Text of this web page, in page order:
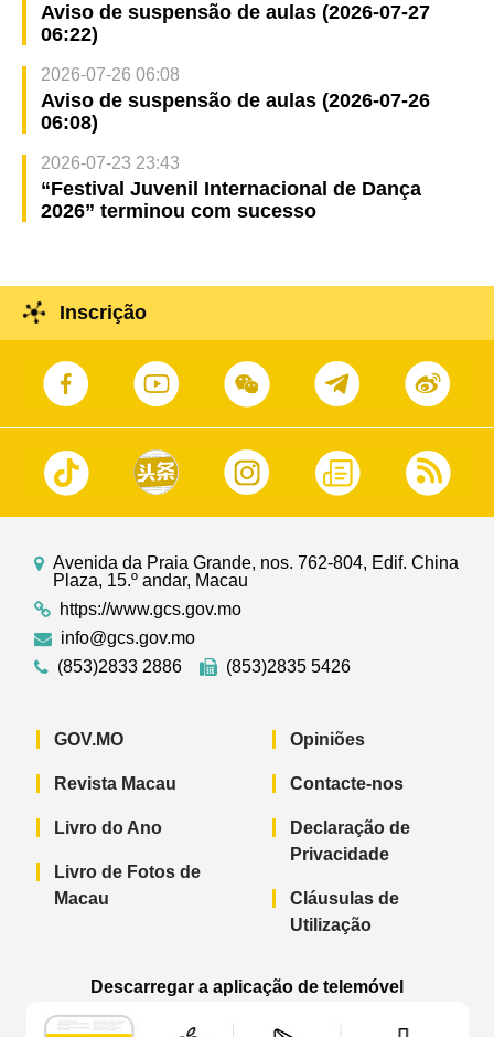
Aviso de suspensão de aulas (2026-07-27
06:22)
2026-07-26 06:08
Aviso de suspensão de aulas (2026-07-26
06:08)
2026-07-23 23:43
“Festival Juvenil Internacional de Dança
2026” terminou com sucesso
Inscrição
Avenida da Praia Grande, nos. 762-804, Edif. China
Plaza, 15.º andar, Macau
https://www.gcs.gov.mo
info@gcs.gov.mo
(853)2833 2886
(853)2835 5426
GOV.MO
Revista Macau
Livro do Ano
Livro de Fotos de
Macau
Opiniões
Contacte-nos
Declaração de
Privacidade
Cláusulas de
Utilização
Descarregar a aplicação de telemóvel